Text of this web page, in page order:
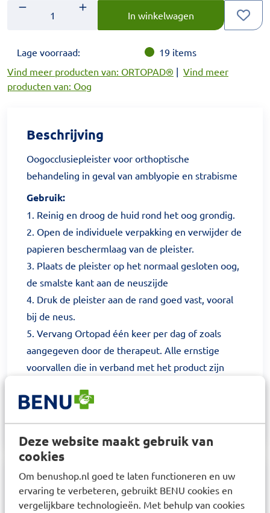
Deze website maakt gebruik van
cookies
Om benushop.nl goed te laten functioneren en uw
ervaring te verbeteren, gebruikt BENU cookies en
vergelijkbare technologieën. Met behulp van cookies
Aantal
Voer het gewenste aantal in.
In winkelwagen
Lage voorraad: 19 items
Vind meer producten van: ORTOPAD® | Vind meer
producten van: Oog
Beschrijving
Oogocclusiepleister voor orthoptische
behandeling in geval van amblyopie en strabisme
Gebruik:
1. Reinig en droog de huid rond het oog grondig.
2. Open de individuele verpakking en verwijder de
papieren beschermlaag van de pleister.
3. Plaats de pleister op het normaal gesloten oog,
de smalste kant aan de neuszijde
4. Druk de pleister aan de rand goed vast, vooral
bij de neus.
5. Vervang Ortopad één keer per dag of zoals
aangegeven door de therapeut. Alle ernstige
voorvallen die in verband met het product zijn
en de bevoegde autoriteit van de lidstaat waarin
Samenstelling